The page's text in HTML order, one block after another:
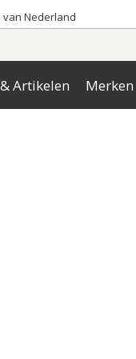
Nederland
Artikelen Merken